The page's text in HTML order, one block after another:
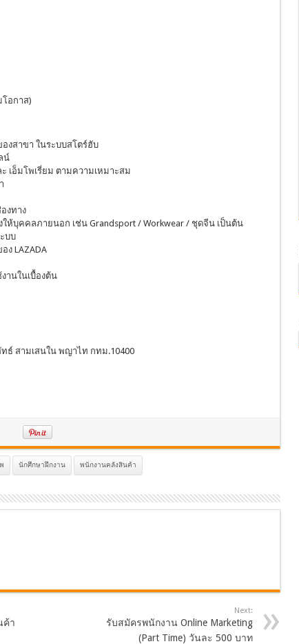
โอกาส)
งสาขา ในระบบสโตร์ฮับ
น์
เอ็มโพเรี่ยม ตามความเหมาะสม
งทาง
ห้บุคคลภายนอก เช่น Grandsport / Workwear / ชุดจีน เป็นต้น
บบ
ง LAZADA
านในเบื้องต้น
ทธ์ สามเสนใน พญาไท กทม.10400
นักศึกษาฝึกงาน พนักงานคลังสินค้า
ค้า
Next:
รับสมัครพนักงาน Online Marketing
(Part Time) วันละ 500 บาท